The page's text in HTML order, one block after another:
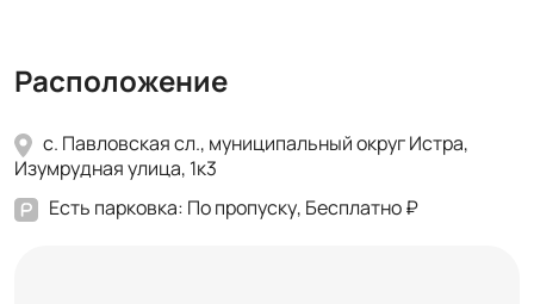
Расположение
с. Павловская сл., муниципальный округ Истра,
Изумрудная улица, 1к3
Есть парковка: По пропуску, Бесплатно ₽